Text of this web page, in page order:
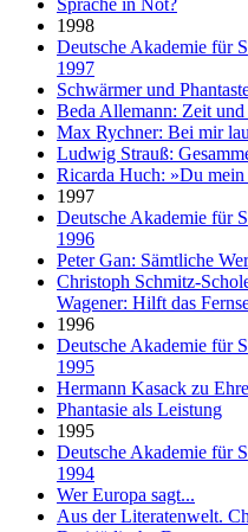
1998
Deutsche Akademie für
1997
Schwärmer und
Beda Allemann: Zeit
Max Rychner: Bei mir
Ludwig Strauß:
Ricarda Huch: »Du
1997
Deutsche Akademie für
1996
Peter Gan: Sämtliche
Christoph Schmitz-
Wagener: Hilft das
1996
Deutsche Akademie für
1995
Hermann Kasack zu
Phantasie als Leistung
1995
Deutsche Akademie für
1994
Wer Europa sagt...
Aus der Literatenwelt.